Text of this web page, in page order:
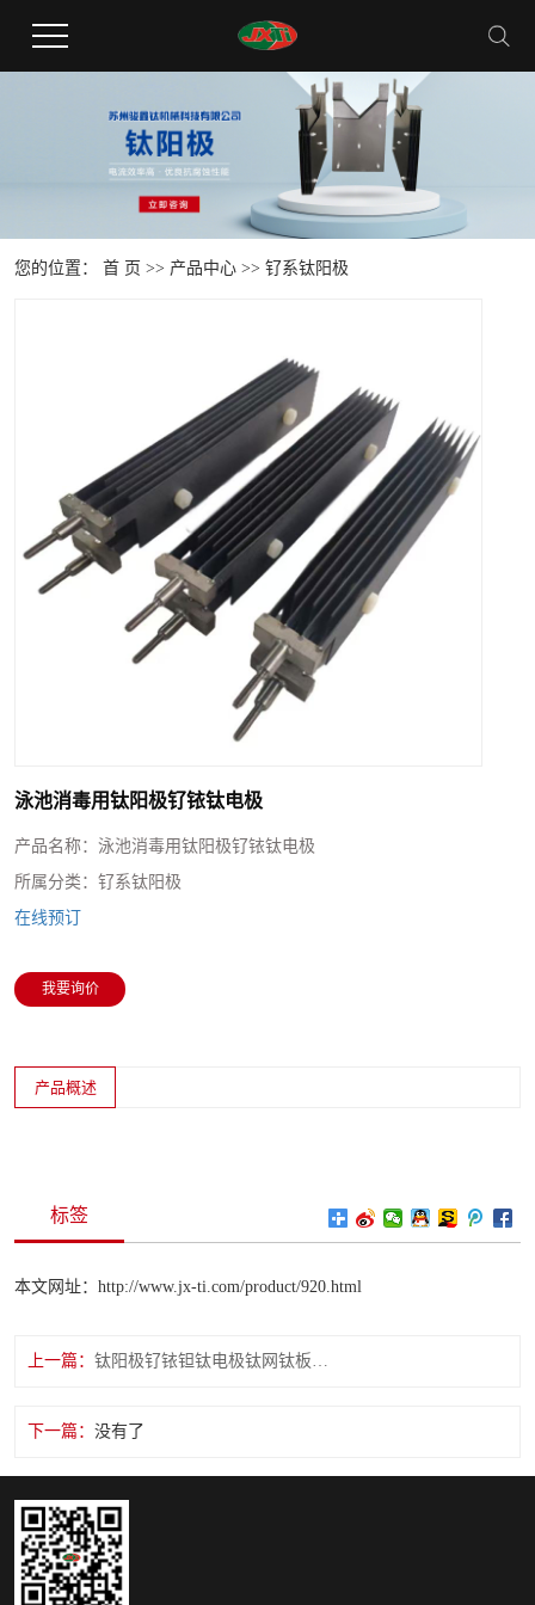
您的位置： 首 页 >> 产品中心 >> 钌系钛阳极
泳池消毒用钛阳极钌铱钛电极
产品名称： 泳池消毒用钛阳极钌铱钛电极
所属分类： 钌系钛阳极
在线预订
我要询价
产品概述
标签
本文网址：http://www.jx-ti.com/product/920.html
上一篇： 钛阳极钌铱钽钛电极钛网钛板电镀钛合金工业级电解
下一篇： 没有了